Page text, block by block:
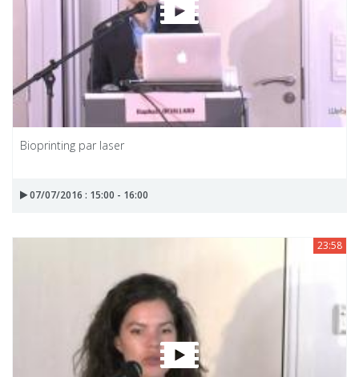
Bioprinting par laser
07/07/2016 : 15:00 - 16:00
23:58